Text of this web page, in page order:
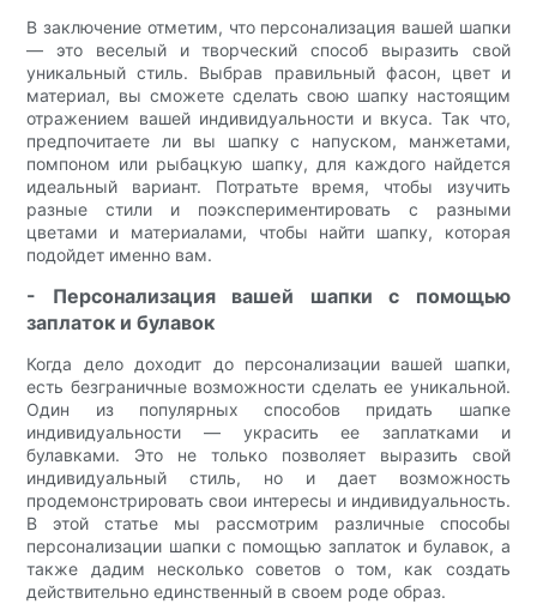
В заключение отметим, что персонализация вашей шапки
— это веселый и творческий способ выразить свой
уникальный стиль. Выбрав правильный фасон, цвет и
материал, вы сможете сделать свою шапку настоящим
отражением вашей индивидуальности и вкуса. Так что,
предпочитаете ли вы шапку с напуском, манжетами,
помпоном или рыбацкую шапку, для каждого найдется
идеальный вариант. Потратьте время, чтобы изучить
разные стили и поэкспериментировать с разными
цветами и материалами, чтобы найти шапку, которая
подойдет именно вам.
- Персонализация вашей шапки с помощью
заплаток и булавок
Когда дело доходит до персонализации вашей шапки,
есть безграничные возможности сделать ее уникальной.
Один из популярных способов придать шапке
индивидуальности — украсить ее заплатками и
булавками. Это не только позволяет выразить свой
индивидуальный стиль, но и дает возможность
продемонстрировать свои интересы и индивидуальность.
В этой статье мы рассмотрим различные способы
персонализации шапки с помощью заплаток и булавок, а
также дадим несколько советов о том, как создать
действительно единственный в своем роде образ.